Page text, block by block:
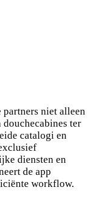
partners niet alleen
ter
catalogi en
diensten en
de app
workflow.